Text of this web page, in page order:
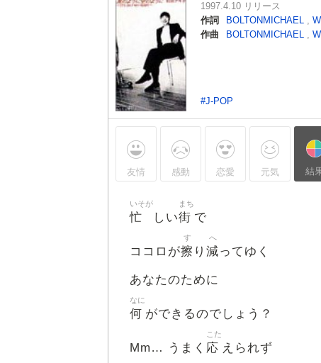
1997.4.10 リリース
作詞
BOLTONMICHAEL ,
作曲
BOLTONMICHAEL ,
#J-POP
友情 感動 恋愛 元気 結
忙
いそが
しい街
まち
で
ココロが擦
す
り 減
へ
ってゆく
あなたのために
何
なに
ができるのでしょう？
Mm… うまく 応
こた
えられず